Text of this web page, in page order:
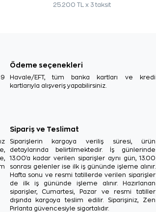
25.200 TL x 3 taksit
Ödeme seçenekleri
Havale/EFT, tüm banka kartları ve kredi
kartlarıyla alışveriş yapabilirsiniz.
Sipariş ve Teslimat
Siparişlerin kargoya veriliş süresi, ürün
detaylarında belirtilmektedir. İş günlerinde
13.00'a kadar verilen siparişler aynı gün, 13.00
sonrası gelenler ise ilk iş gününde işleme alınır.
Hafta sonu ve resmi tatillerde verilen siparişler
de ilk iş gününde işleme alınır. Hazırlanan
siparişler, Cumartesi, Pazar ve resmi tatiller
dışında kargoya teslim edilir. Siparişiniz, Zen
Pırlanta güvencesiyle sigortalıdır.